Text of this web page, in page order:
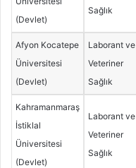
(Devlet)
Sağlık
Afyon Kocatepe
Üniversitesi
(Devlet)
Laborant ve
Veteriner
Sağlık
Kahramanmaraş
İstiklal
Üniversitesi
(Devlet)
Laborant ve
Veteriner
Sağlık